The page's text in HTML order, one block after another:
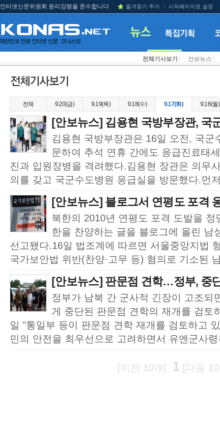
인터넷신문위원회 윤리강령을 준수합니다 즐겨찾기 추가 시작페이지로 설정
전체기사보기 안보뉴스
전체 9.20(금) 9.19(목) 9.18(수) 9.17(화) 9.16(월)
[안보뉴스] 김용현 국방부장관, 국
김용현 국방부장관은 16일 오전, 국군
문하여 추석 연휴 간에도 응급진료태
진과 입원장병을 격려했다.김용현 장관은 의무
의를 갖고 국군수도병원 응급실을 방문했다.먼
[안보뉴스] 블로그서 연평도 포격
북한의 2010년 연평도 포격 도발을 정
한을 찬양하는 글을 블로그에 올린 남
선고됐다.16일 법조계에 따르면 서울중앙지법
국가보안법 위반(찬양·고무 등) 혐의로 기소된
[안보뉴스] 판문점 견학…정부, 중
정부가 남북 간 군사적 긴장이 고조되
게 중단된 판문점 견학의 재개를 검토
일 "통일부 등이 판문점 견학 재개를 검토하고
민의 안전을 최우선으로 고려하면서 유엔군사
[이전 10개] 1 [다음